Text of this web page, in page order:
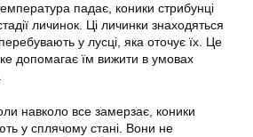
падає, коники стрибунці
личинок. Ці личинки знаходяться
у лусці, яка оточує їх. Це
допомагає їм вижити в умовах
навколо все замерзає, коники
у сплячому стані. Вони не